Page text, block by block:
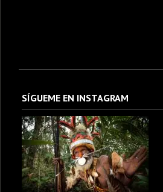
SÍGUEME EN INSTAGRAM